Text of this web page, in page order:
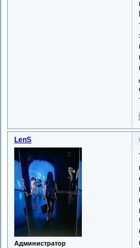
LenS
Администратор